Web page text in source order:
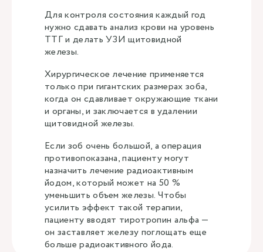
Для контроля состояния каждый год
нужно сдавать анализ крови на уровень
ТТГ и делать УЗИ щитовидной
железы.
Хирургическое лечение применяется
только при гигантских размерах зоба,
когда он сдавливает окружающие ткани
и органы, и заключается в удалении
щитовидной железы.
Если зоб очень большой, а операция
противопоказана, пациенту могут
назначить лечение радиоактивным
йодом, который может на 50 %
уменьшить объем железы. Чтобы
усилить эффект такой терапии,
пациенту вводят тиротропин альфа —
он заставляет железу поглощать еще
больше радиоактивного йода.